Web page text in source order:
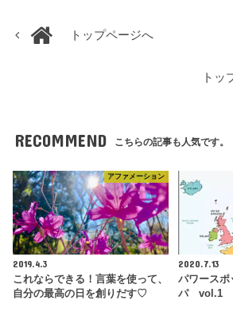
トップページへ
トッ
RECOMMEND こちらの記事も人気です。
アファメーション
2019.4.3
これならできる！言葉を使って、
自分の最高の日を創りだす♡
2020.7.13
パワース
パ vol.1